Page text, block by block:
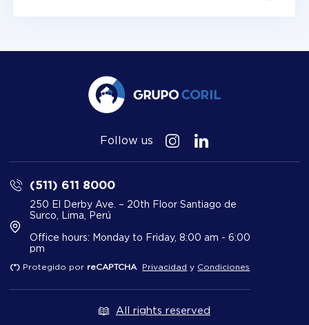
Follow us
(511) 611 8000
250 El Derby Ave. – 20th Floor Santiago de
Surco, Lima, Perú
Office hours: Monday to Friday, 8:00 am - 6:00
pm
(*) Protegido por reCAPTCHA Privacidad y Condiciones
All rights reserved